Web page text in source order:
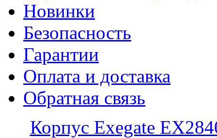
Новинки
Безопасность
Гарантии
Оплата и доставка
Обратная связь
Корпус Exegate